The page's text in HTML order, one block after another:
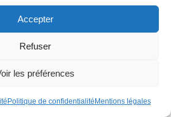
Accepter
Refuser
les préférences
Politique de confidentialité Mentions légales
les différents formulaires fiscaux à utiliser
sur les sociétés.